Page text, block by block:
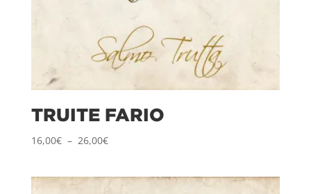
TRUITE FARIO
16,00€ – 26,00€Plage
16,00€